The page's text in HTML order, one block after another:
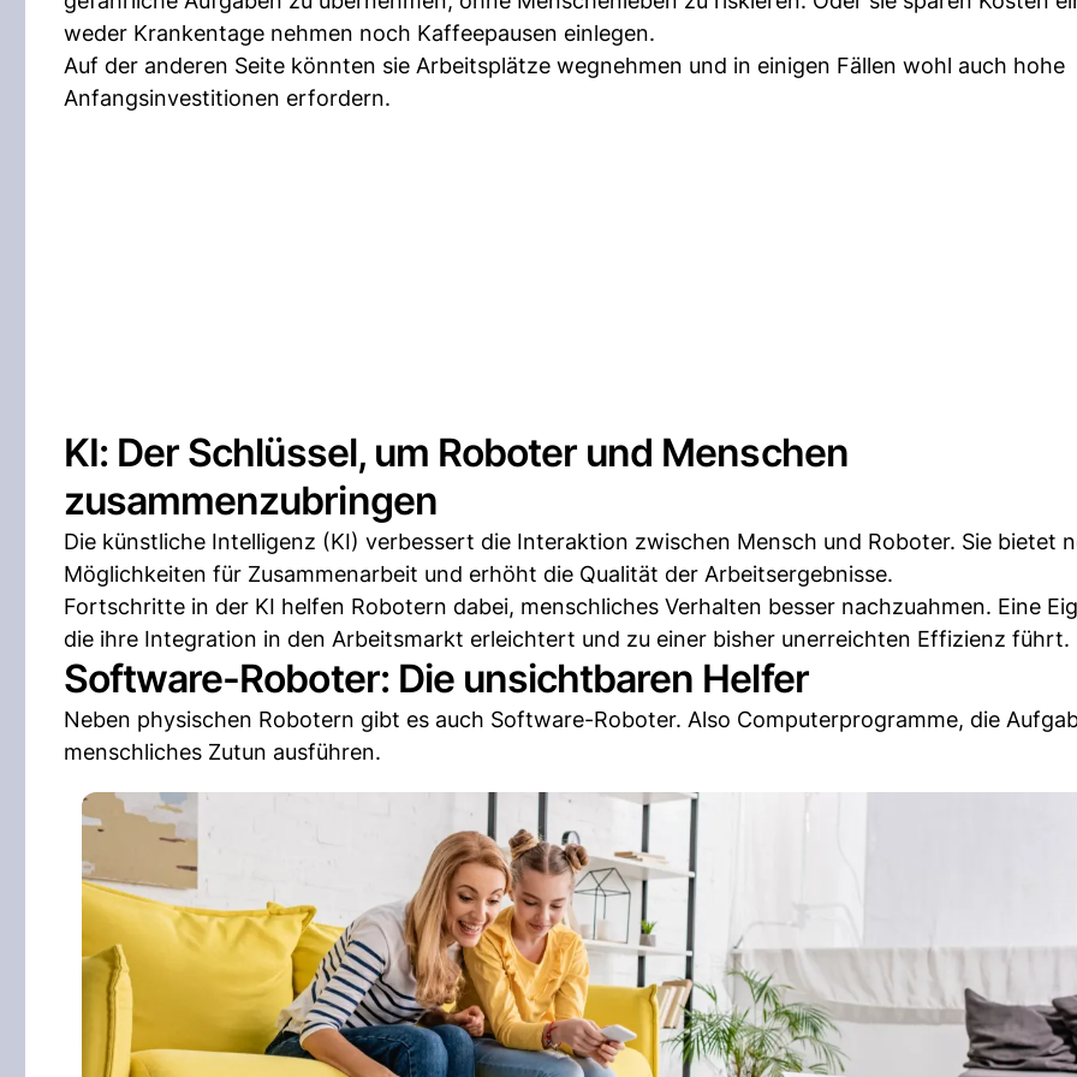
weder Krankentage nehmen noch Kaffeepausen einlegen.
Auf der anderen Seite könnten sie Arbeitsplätze wegnehmen und in einigen Fällen wohl auch hohe
Anfangsinvestitionen erfordern.
KI: Der Schlüssel, um Roboter und Menschen
zusammenzubringen
Die künstliche Intelligenz (KI) verbessert die Interaktion zwischen Mensch und Roboter. Sie bietet
Möglichkeiten für Zusammenarbeit und erhöht die Qualität der Arbeitsergebnisse.
Fortschritte in der KI helfen Robotern dabei, menschliches Verhalten besser nachzuahmen. Eine
die ihre Integration in den Arbeitsmarkt erleichtert und zu einer bisher unerreichten Effizienz führt.
Software-Roboter: Die unsichtbaren Helfer
Neben physischen Robotern gibt es auch Software-Roboter. Also Computerprogramme, die
menschliches Zutun ausführen.